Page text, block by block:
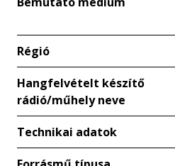
Régió
Hangfelvételt készítő
rádió/műhely neve
Technikai adatok